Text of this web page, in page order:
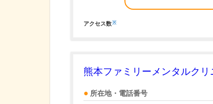
アクセス数※
熊本ファミリーメンタルクリ
所在地・電話番号